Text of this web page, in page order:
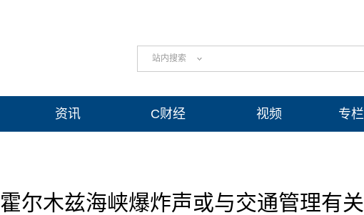
站内搜索
资讯 C财经 视频 专栏
霍尔木兹海峡爆炸声或与交通管理有关